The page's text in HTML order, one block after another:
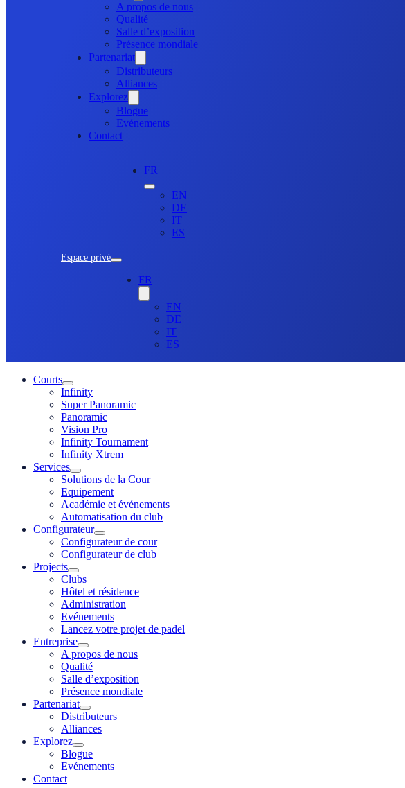
A propos de nous
Qualité
Salle d’exposition
Présence mondiale
Partenariat
Distributeurs
Alliances
Explorez
Blogue
Evénements
Contact
Espace privé
FR
EN
DE
IT
ES
FR
EN
DE
IT
ES
Courts
Infinity
Super Panoramic
Panoramic
Vision Pro
Infinity Tournament
Infinity Xtrem
Services
Solutions de la Cour
Equipement
Académie et événements
Automatisation du club
Configurateur
Configurateur de cour
Configurateur de club
Projects
Clubs
Hôtel et résidence
Administration
Evénements
Lancez votre projet de padel
Entreprise
A propos de nous
Qualité
Salle d’exposition
Présence mondiale
Partenariat
Distributeurs
Alliances
Explorez
Blogue
Evénements
Contact